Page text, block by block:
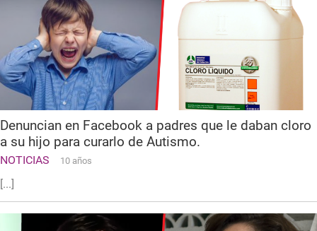
Denuncian en Facebook a padres que le daban cloro
a su hijo para curarlo de Autismo.
NOTICIAS 10 años
[...]